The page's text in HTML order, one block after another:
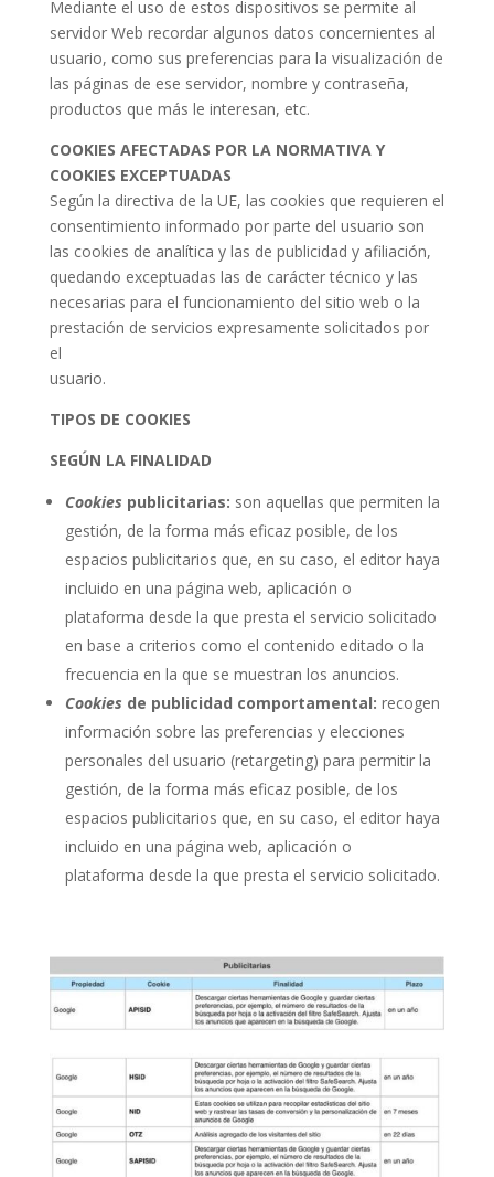
Mediante el uso de estos dispositivos se permite al
servidor Web recordar algunos datos concernientes al
usuario, como sus preferencias para la visualización de
las páginas de ese servidor, nombre y contraseña,
productos que más le interesan, etc.
COOKIES AFECTADAS POR LA NORMATIVA Y
COOKIES EXCEPTUADAS
Según la directiva de la UE, las cookies que requieren el
consentimiento informado por parte del usuario son
las cookies de analítica y las de publicidad y afiliación,
quedando exceptuadas las de carácter técnico y las
necesarias para el funcionamiento del sitio web o la
prestación de servicios expresamente solicitados por
el
usuario.
TIPOS DE COOKIES
SEGÚN LA FINALIDAD
Cookies publicitarias: son aquellas que permiten la
gestión, de la forma más eficaz posible, de los
espacios publicitarios que, en su caso, el editor haya
incluido en una página web, aplicación o
plataforma desde la que presta el servicio solicitado
en base a criterios como el contenido editado o la
frecuencia en la que se muestran los anuncios.
Cookies de publicidad comportamental: recogen
información sobre las preferencias y elecciones
personales del usuario (retargeting) para permitir la
gestión, de la forma más eficaz posible, de los
espacios publicitarios que, en su caso, el editor haya
incluido en una página web, aplicación o
plataforma desde la que presta el servicio solicitado.